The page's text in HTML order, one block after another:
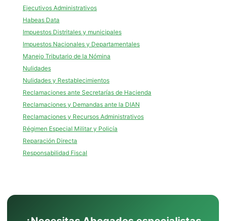
Ejecutivos Administrativos
Habeas Data
Impuestos Distritales y municipales
Impuestos Nacionales y Departamentales
Manejo Tributario de la Nómina
Nulidades
Nulidades y Restablecimientos
Reclamaciones ante Secretarías de Hacienda
Reclamaciones y Demandas ante la DIAN
Reclamaciones y Recursos Administrativos
Régimen Especial Militar y Policía
Reparación Directa
Responsabilidad Fiscal